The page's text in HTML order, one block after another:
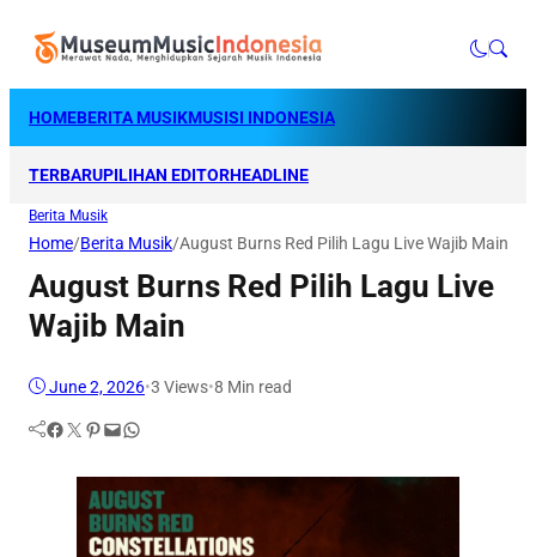
HOMEBERITA MUSIKMUSISI INDONESIA
TERBARUPILIHAN EDITORHEADLINE
Berita Musik
Home/Berita Musik/August Burns Red Pilih Lagu Live Wajib Main
August Burns Red Pilih Lagu Live
Wajib Main
June 2, 2026•3 Views•8 Min read
Facebook Twitter Pinterest Mail WhatsApp